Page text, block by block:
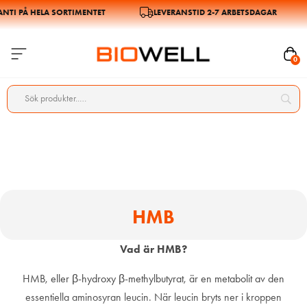
PÅ HELA SORTIMENTET LEVERANSTID 2-7 ARBETSDAGAR
0
HMB
Vad är HMB?
HMB, eller β-hydroxy β-methylbutyrat, är en metabolit av den
essentiella aminosyran leucin. När leucin bryts ner i kroppen